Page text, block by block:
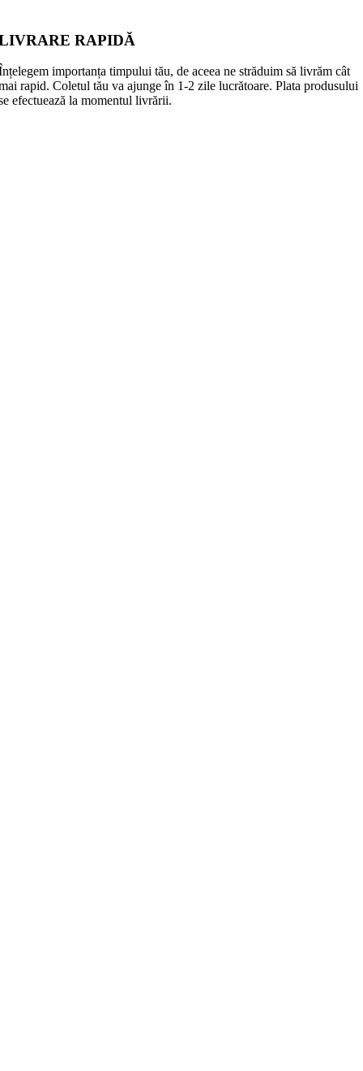
RAPIDĂ
importanța timpului tău, de aceea ne străduim să livrăm cât
rapid. Coletul tău va ajunge în 1-2 zile lucrătoare. Plata produsului
efectuează la momentul livrării.